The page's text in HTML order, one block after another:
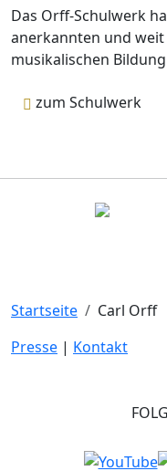
Das Orff-Schulwerk
anerkannten und
musikalischen
zum Schulwerk
Startseite
Carl Orff
Presse | Kontakt